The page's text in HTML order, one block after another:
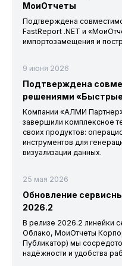
МоиОтчеты
Подтверждена
FastReport .NET и
импортозамещения и
9 июня 2026
Подтверждена
решениями
Компании «АЛМИ
завершили комплексное
своих продуктов:
инструментов для
визуализации данных.
25 мая 2026
Обновление
2026.2
В релизе 2026.2 линейки
Облако, МоиОтчеты
Публикатор) мы
надёжности и удобства